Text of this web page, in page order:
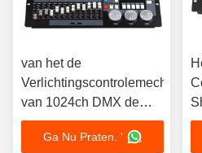
van het de
van 1024ch DMX de
Koning Kong 1024
Bewegend Licht
Ga Nu Praten. '